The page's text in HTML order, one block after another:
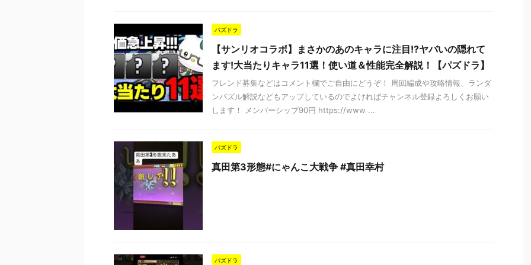
パズドラ
【サンリオコラボ】まさかのあのキャラに注目!?ヤバいの隠れて
ます!大当たりキャラ11選！使い道＆性能完全解説！【パズドラ】
フレンド募集などはコメント欄でご自由にどうぞ！ 周回編成や攻略情報、ランダ
ンパズル解説などもアップしているのでよければチャンネル登録よろしくお願い
します！ メンバーシップ90円 https://www ...
パズドラ
真田第3形態#にゃんこ大戦争 #真田幸村
パズドラ